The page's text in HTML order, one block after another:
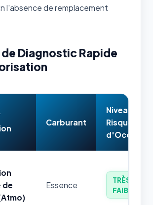
l'absence de remplacement
Diagnostic Rapide
Carburant
Niveau de
Risque
d'Occasion
de
Essence
TRÈS
FAIBLE